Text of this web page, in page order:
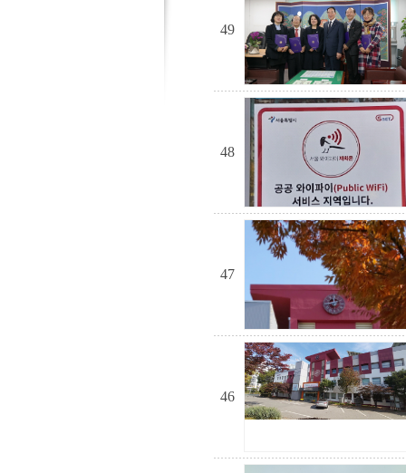
49
48
47
46